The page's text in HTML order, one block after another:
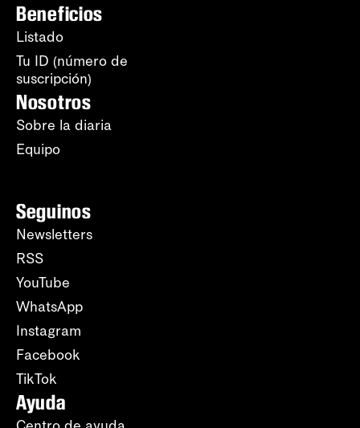
Beneficios
Listado
Tu ID (número de
suscripción)
Nosotros
Sobre la diaria
Equipo
Seguinos
Newsletters
RSS
YouTube
WhatsApp
Instagram
Facebook
TikTok
Ayuda